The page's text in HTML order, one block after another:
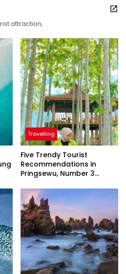
attraction,
Travelling
Five Trendy Tourist
Recommendations in
Pringsewu, Number 3
President